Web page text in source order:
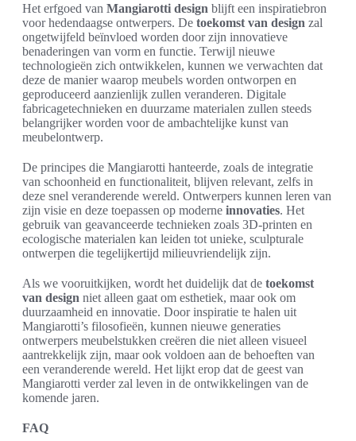
Het erfgoed van Mangiarotti design blijft een inspiratiebron
voor hedendaagse ontwerpers. De toekomst van design zal
ongetwijfeld beïnvloed worden door zijn innovatieve
benaderingen van vorm en functie. Terwijl nieuwe
technologieën zich ontwikkelen, kunnen we verwachten dat
deze de manier waarop meubels worden ontworpen en
geproduceerd aanzienlijk zullen veranderen. Digitale
fabricagetechnieken en duurzame materialen zullen steeds
belangrijker worden voor de ambachtelijke kunst van
meubelontwerp.
De principes die Mangiarotti hanteerde, zoals de integratie
van schoonheid en functionaliteit, blijven relevant, zelfs in
deze snel veranderende wereld. Ontwerpers kunnen leren van
zijn visie en deze toepassen op moderne innovaties. Het
gebruik van geavanceerde technieken zoals 3D-printen en
ecologische materialen kan leiden tot unieke, sculpturale
ontwerpen die tegelijkertijd milieuvriendelijk zijn.
Als we vooruitkijken, wordt het duidelijk dat de toekomst
van design niet alleen gaat om esthetiek, maar ook om
duurzaamheid en innovatie. Door inspiratie te halen uit
Mangiarotti’s filosofieën, kunnen nieuwe generaties
ontwerpers meubelstukken creëren die niet alleen visueel
aantrekkelijk zijn, maar ook voldoen aan de behoeften van
een veranderende wereld. Het lijkt erop dat de geest van
Mangiarotti verder zal leven in de ontwikkelingen van de
komende jaren.
FAQ